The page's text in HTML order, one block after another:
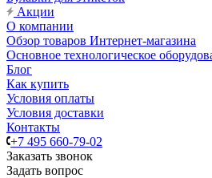
Акции
О компании
Обзор товаров Интернет-магазина
Основное технологическое
Блог
Как купить
Условия оплаты
Условия доставки
Контакты
+7 495 660-79-02
Заказать звонок
Задать вопрос